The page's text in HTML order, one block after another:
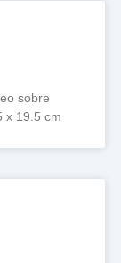
sobre
x 19.5 cm